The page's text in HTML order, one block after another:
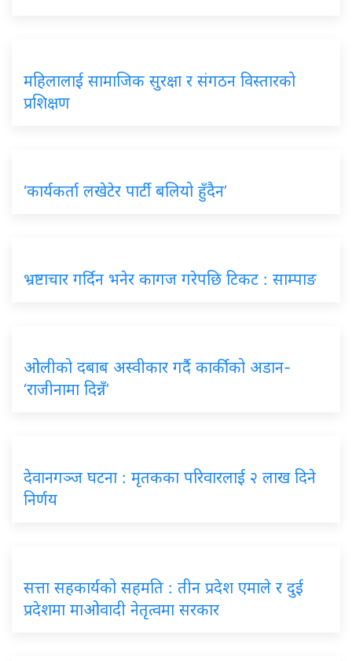
महिलालाई सामाजिक सुरक्षा र संगठन विस्तारको
प्रशिक्षण
‘कार्यकर्ता लखेटेर पार्टी बलियो हुँदैन’
भ्रष्टाचार गर्दिन भनेर कागज गरेपछि टिकट : साम्पाङ
ओलीको दबाब अस्वीकार गर्दै कार्कीको अडान-
‘राजीनामा दिन्नँ’
देवानगञ्ज घटना : मृतकका परिवारलाई २ लाख दिने
निर्णय
सत्ता सहकार्यको सहमति : तीन प्रदेश एमाले र दुई
प्रदेशमा माओवादी नेतृत्वमा सरकार